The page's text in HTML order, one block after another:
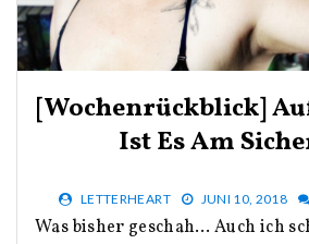
[Wochenrückblick]
Ist Es Am
LETTERHEART JUNI 10, 2018
Was bisher geschah… Auch ich schließe mich, dank